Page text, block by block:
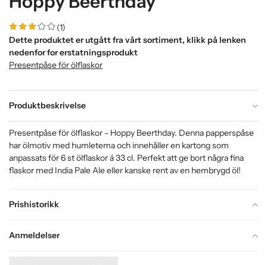
(1)
Dette produktet er utgått fra vårt sortiment, klikk på lenken
nedenfor for erstatningsprodukt
Presentpåse för ölflaskor
Produktbeskrivelse
Prishistorikk
Anmeldelser
Presentpåse för ölflaskor - Hoppy Beerthday. Denna papperspåse
har ölmotiv med humletema och innehåller en kartong som
anpassats för 6 st ölflaskor á 33 cl. Perfekt att ge bort några fina
flaskor med India Pale Ale eller kanske rent av en hembrygd öl!